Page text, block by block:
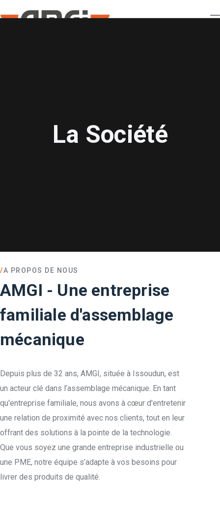
La Société
/A PROPOS DE NOUS
AMGI - Une entreprise
familiale d'assemblage
mécanique
Depuis plus de 32 ans, AMGI, située à Issoudun, est
un acteur clé dans l’assemblage mécanique. En tant
qu'entreprise familiale, nous avons à cœur d'entretenir
une relation de proximité avec nos clients, tout en leur
offrant des solutions à la pointe de la technologie.
Que vous soyez une grande entreprise industrielle ou
une PME, notre équipe s’adapte à vos besoins pour
livrer des produits de qualité.